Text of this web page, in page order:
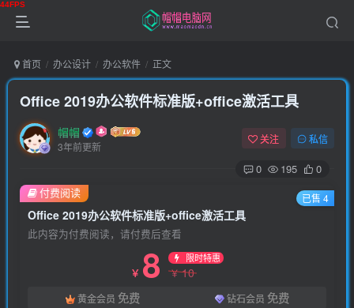
首页 办公设计 办公软件 正文
Office 2019办公软件标准版+office激活工具
帽帽
3年前更新
关注 私信
0 195 0
Office 2019办公软件标准版+office激活工具
此内容为付费阅读，请付费后查看
￥ 8 限时特惠
￥10
黄金会员 免费 钻石会员 免费
付费阅读 已售 4